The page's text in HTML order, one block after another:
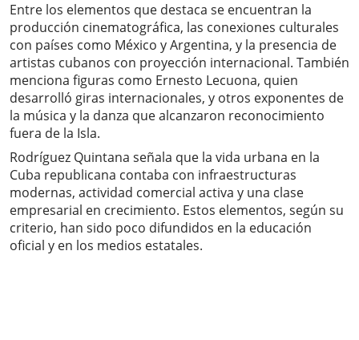
Entre los elementos que destaca se encuentran la
producción cinematográfica, las conexiones culturales
con países como México y Argentina, y la presencia de
artistas cubanos con proyección internacional. También
menciona figuras como Ernesto Lecuona, quien
desarrolló giras internacionales, y otros exponentes de
la música y la danza que alcanzaron reconocimiento
fuera de la Isla.
Rodríguez Quintana señala que la vida urbana en la
Cuba republicana contaba con infraestructuras
modernas, actividad comercial activa y una clase
empresarial en crecimiento. Estos elementos, según su
criterio, han sido poco difundidos en la educación
oficial y en los medios estatales.